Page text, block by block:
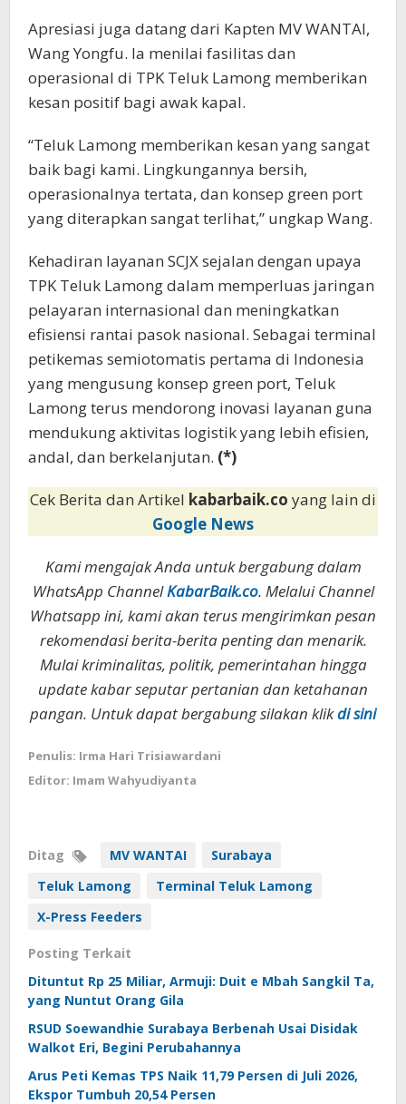
Apresiasi juga datang dari Kapten MV WANTAI,
Wang Yongfu. Ia menilai fasilitas dan
operasional di TPK Teluk Lamong memberikan
kesan positif bagi awak kapal.
“Teluk Lamong memberikan kesan yang sangat
baik bagi kami. Lingkungannya bersih,
operasionalnya tertata, dan konsep green port
yang diterapkan sangat terlihat,” ungkap Wang.
Kehadiran layanan SCJX sejalan dengan upaya
TPK Teluk Lamong dalam memperluas jaringan
pelayaran internasional dan meningkatkan
efisiensi rantai pasok nasional. Sebagai terminal
petikemas semiotomatis pertama di Indonesia
yang mengusung konsep green port, Teluk
Lamong terus mendorong inovasi layanan guna
mendukung aktivitas logistik yang lebih efisien,
andal, dan berkelanjutan. (*)
Cek Berita dan Artikel kabarbaik.co yang lain di
Google News
Kami mengajak Anda untuk bergabung dalam
WhatsApp ChannelKabarBaik.co. Melalui Channel
Whatsapp ini, kami akan terus mengirimkan pesan
rekomendasi berita-berita penting dan menarik.
Mulai kriminalitas, politik, pemerintahan hingga
update kabar seputar pertanian dan ketahanan
pangan. Untuk dapat bergabung silakan klikdi sini
Penulis: Irma Hari Trisiawardani
Editor: Imam Wahyudiyanta
Ditag MV WANTAI
Surabaya
Teluk Lamong
Terminal Teluk Lamong
X-Press Feeders
Posting Terkait
Dituntut Rp 25 Miliar, Armuji: Duit e Mbah Sangkil Ta,
yang Nuntut Orang Gila
RSUD Soewandhie Surabaya Berbenah Usai Disidak
Walkot Eri, Begini Perubahannya
Arus Peti Kemas TPS Naik 11,79 Persen di Juli 2026,
Ekspor Tumbuh 20,54 Persen